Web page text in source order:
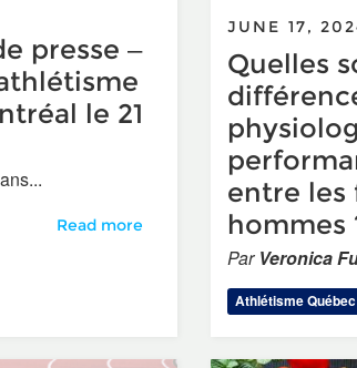
presse –
le 21
Communiqué de presse – La
Read more
JUNE 17,
Quelles
entre les
hommes
Par Veronica
Athlétisme Québec